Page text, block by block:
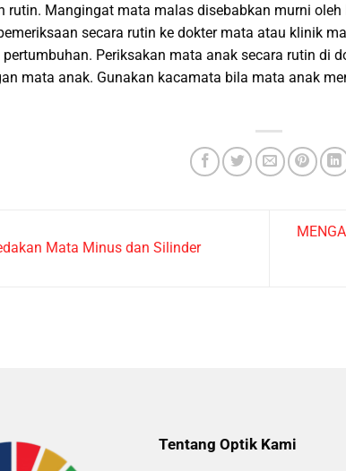
rutin. Mangingat mata malas disebabkan murni
secara rutin ke dokter mata atau klinik
Periksakan mata anak secara rutin di
mata anak. Gunakan kacamata bila mata anak
Mata Minus dan Silinder
Tentang Optik Kami